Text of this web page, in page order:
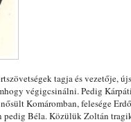
tagja és vezetője,
végigcsinálni. Pedig
Komáromban, felesége
Béla. Közülük Zoltán